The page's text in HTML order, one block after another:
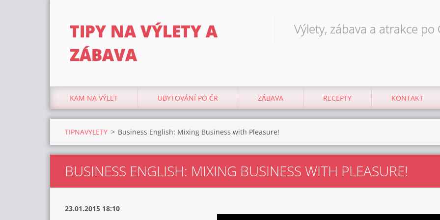
TIPY NA VÝLETY A
ZÁBAVA
Výlety, zábava a atrakce po
KAM NA VÝLET UBYTOVÁNÍ PO ČR ZÁBAVA RECEPTY KONTAKT
TIPNAVYLETY > Business English: Mixing Business with Pleasure!
BUSINESS ENGLISH: MIXING BUSINESS WITH PLEASURE!
23.01.2015 18:10